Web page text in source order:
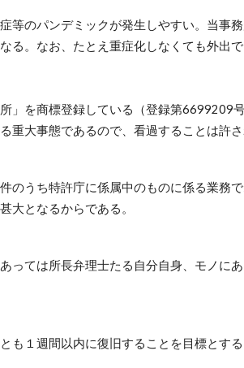
等のパンデミックが発生しやすい。当事
る。なお、たとえ重症化しなくても外出
を商標登録している（登録第6699209
大事態であるので、看過することは許さ
うち特許庁に係属中のものに係る業務
大となるからである。
っては所長弁理士たる 自分自身、モノに
１週間以内に復旧することを目標とする